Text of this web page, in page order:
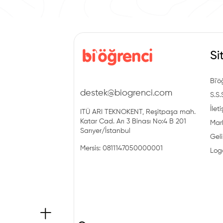
destek@biogrenci.com
ITÜ ARI TEKNOKENT, Reşitpaşa mah.
Katar Cad. Arı 3 Binası No:4 B 201
Sarıyer/İstanbul
Mersis: 0811147050000001